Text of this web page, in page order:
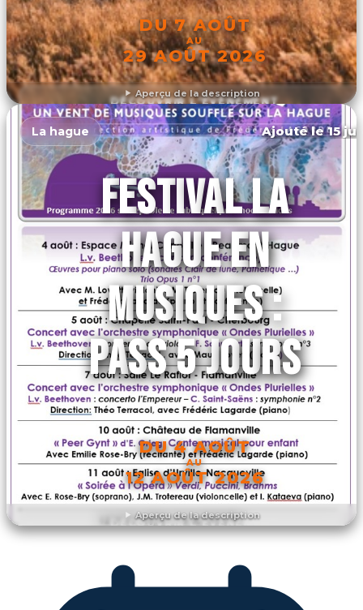
Aperçu de la description
DU 7 AOÛT
AU
29 AOÛT 2026
DÉCOUVRIR L'ÉVÉNEMENT
Aperçu de la description
La hague Ajouté le 15
FESTIVAL LA
HAGUE EN
MUSIQUES :
PASS 5 JOURS
DU 4 AOÛT
AU
12 AOÛT 2026
DÉCOUVRIR L'ÉVÉNEMENT